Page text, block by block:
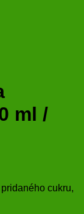
ml /
cukru,